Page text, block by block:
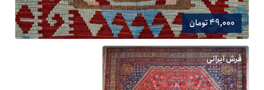
49,000 تومان
فرش ایرانی